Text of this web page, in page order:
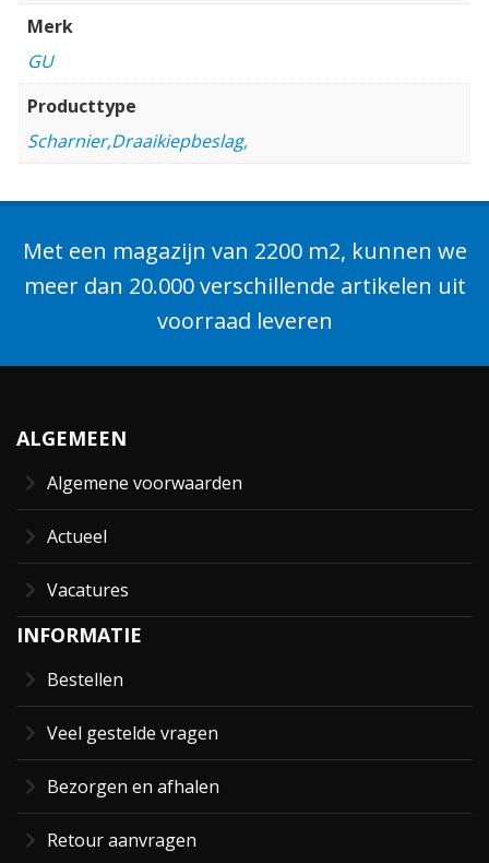
Merk
GU
Producttype
Scharnier,Draaikiepbeslag,
Met een magazijn van 2200 m2, kunnen we
meer dan 20.000 verschillende artikelen uit
voorraad leveren
ALGEMEEN
Algemene voorwaarden
Actueel
Vacatures
INFORMATIE
Bestellen
Veel gestelde vragen
Bezorgen en afhalen
Retour aanvragen